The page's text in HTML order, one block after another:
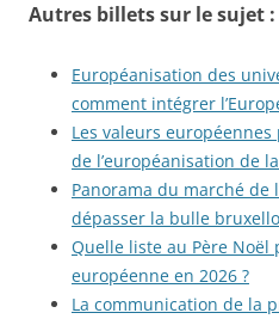
Autres billets sur le sujet :
Européanisation des
comment intégrer
Les valeurs
de l’européanisation de
Panorama du marché de
dépasser la bulle
Quelle liste au Père
européenne en 2026 ?
La communication de la